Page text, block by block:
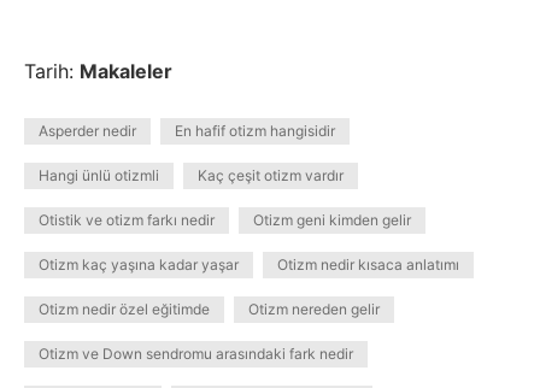
Tarih: Makaleler
Asperder nedir En hafif otizm hangisidir
Hangi ünlü otizmli Kaç çeşit otizm vardır
Otistik ve otizm farkı nedir Otizm geni kimden gelir
Otizm kaç yaşına kadar yaşar Otizm nedir kısaca anlatımı
Otizm nedir özel eğitimde Otizm nereden gelir
Otizm ve Down sendromu arasındaki fark nedir